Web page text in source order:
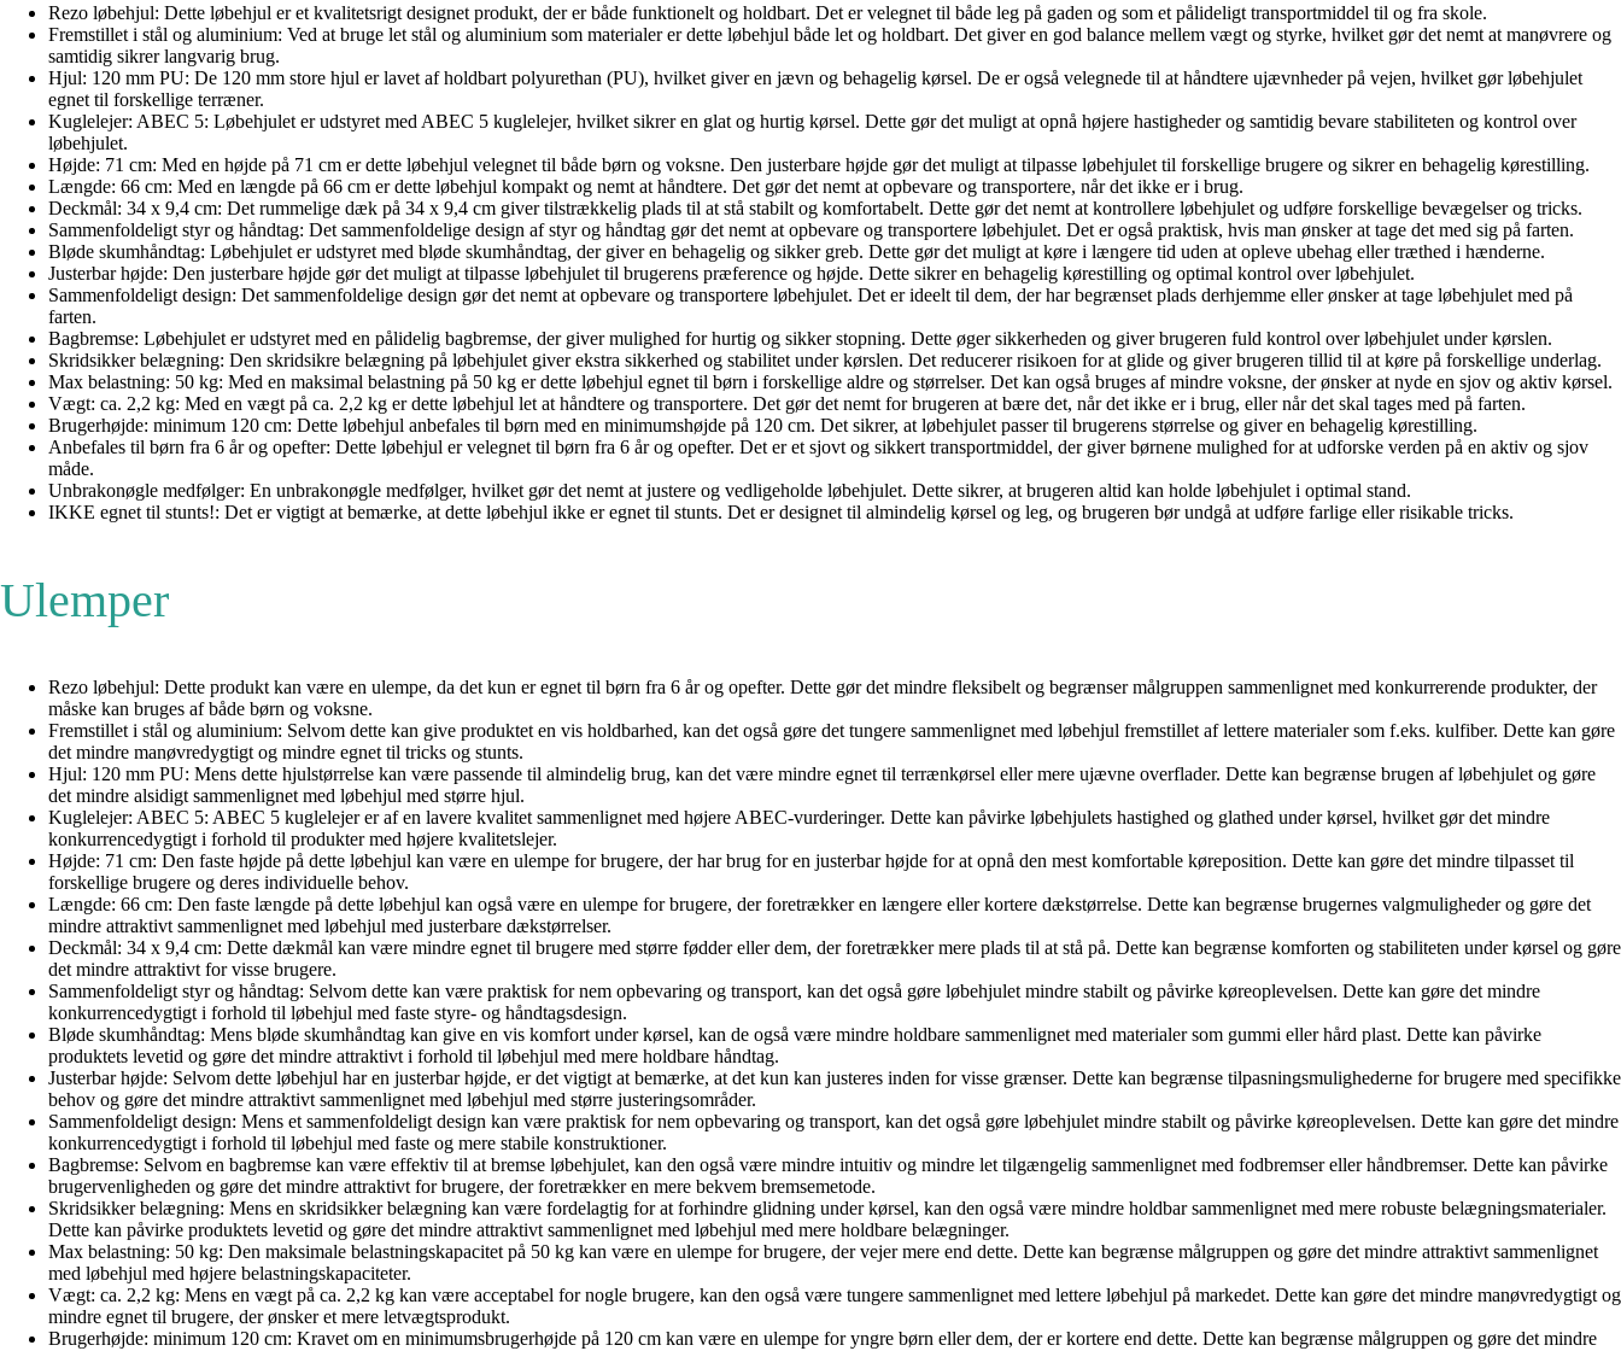
Rezo løbehjul: Dette løbehjul er et kvalitetsrigt designet produkt, der er både funktionelt og holdbart. Det er velegnet til både leg på gaden og som et pålideligt transportmiddel til og fra skole.
Fremstillet i stål og aluminium: Ved at bruge let stål og aluminium som materialer er dette løbehjul både let og holdbart. Det giver en god balance mellem vægt og styrke, hvilket gør det nemt at manøvrere og
samtidig sikrer langvarig brug.
Hjul: 120 mm PU: De 120 mm store hjul er lavet af holdbart polyurethan (PU), hvilket giver en jævn og behagelig kørsel. De er også velegnede til at håndtere ujævnheder på vejen, hvilket gør løbehjulet
egnet til forskellige terræner.
Kuglelejer: ABEC 5: Løbehjulet er udstyret med ABEC 5 kuglelejer, hvilket sikrer en glat og hurtig kørsel. Dette gør det muligt at opnå højere hastigheder og samtidig bevare stabiliteten og kontrol over
løbehjulet.
Højde: 71 cm: Med en højde på 71 cm er dette løbehjul velegnet til både børn og voksne. Den justerbare højde gør det muligt at tilpasse løbehjulet til forskellige brugere og sikrer en behagelig kørestilling.
Længde: 66 cm: Med en længde på 66 cm er dette løbehjul kompakt og nemt at håndtere. Det gør det nemt at opbevare og transportere, når det ikke er i brug.
Deckmål: 34 x 9,4 cm: Det rummelige dæk på 34 x 9,4 cm giver tilstrækkelig plads til at stå stabilt og komfortabelt. Dette gør det nemt at kontrollere løbehjulet og udføre forskellige bevægelser og tricks.
Sammenfoldeligt styr og håndtag: Det sammenfoldelige design af styr og håndtag gør det nemt at opbevare og transportere løbehjulet. Det er også praktisk, hvis man ønsker at tage det med sig på farten.
Bløde skumhåndtag: Løbehjulet er udstyret med bløde skumhåndtag, der giver en behagelig og sikker greb. Dette gør det muligt at køre i længere tid uden at opleve ubehag eller træthed i hænderne.
Justerbar højde: Den justerbare højde gør det muligt at tilpasse løbehjulet til brugerens præference og højde. Dette sikrer en behagelig kørestilling og optimal kontrol over løbehjulet.
Sammenfoldeligt design: Det sammenfoldelige design gør det nemt at opbevare og transportere løbehjulet. Det er ideelt til dem, der har begrænset plads derhjemme eller ønsker at tage løbehjulet med på
farten.
Bagbremse: Løbehjulet er udstyret med en pålidelig bagbremse, der giver mulighed for hurtig og sikker stopning. Dette øger sikkerheden og giver brugeren fuld kontrol over løbehjulet under kørslen.
Skridsikker belægning: Den skridsikre belægning på løbehjulet giver ekstra sikkerhed og stabilitet under kørslen. Det reducerer risikoen for at glide og giver brugeren tillid til at køre på forskellige underlag.
Max belastning: 50 kg: Med en maksimal belastning på 50 kg er dette løbehjul egnet til børn i forskellige aldre og størrelser. Det kan også bruges af mindre voksne, der ønsker at nyde en sjov og aktiv kørsel.
Vægt: ca. 2,2 kg: Med en vægt på ca. 2,2 kg er dette løbehjul let at håndtere og transportere. Det gør det nemt for brugeren at bære det, når det ikke er i brug, eller når det skal tages med på farten.
Brugerhøjde: minimum 120 cm: Dette løbehjul anbefales til børn med en minimumshøjde på 120 cm. Det sikrer, at løbehjulet passer til brugerens størrelse og giver en behagelig kørestilling.
Anbefales til børn fra 6 år og opefter: Dette løbehjul er velegnet til børn fra 6 år og opefter. Det er et sjovt og sikkert transportmiddel, der giver børnene mulighed for at udforske verden på en aktiv og sjov
måde.
Unbrakonøgle medfølger: En unbrakonøgle medfølger, hvilket gør det nemt at justere og vedligeholde løbehjulet. Dette sikrer, at brugeren altid kan holde løbehjulet i optimal stand.
IKKE egnet til stunts!: Det er vigtigt at bemærke, at dette løbehjul ikke er egnet til stunts. Det er designet til almindelig kørsel og leg, og brugeren bør undgå at udføre farlige eller risikable tricks.
Ulemper
Rezo løbehjul: Dette produkt kan være en ulempe, da det kun er egnet til børn fra 6 år og opefter. Dette gør det mindre fleksibelt og begrænser målgruppen sammenlignet med konkurrerende produkter, der
måske kan bruges af både børn og voksne.
Fremstillet i stål og aluminium: Selvom dette kan give produktet en vis holdbarhed, kan det også gøre det tungere sammenlignet med løbehjul fremstillet af lettere materialer som f.eks. kulfiber. Dette kan gøre
det mindre manøvredygtigt og mindre egnet til tricks og stunts.
Hjul: 120 mm PU: Mens dette hjulstørrelse kan være passende til almindelig brug, kan det være mindre egnet til terrænkørsel eller mere ujævne overflader. Dette kan begrænse brugen af løbehjulet og gøre
det mindre alsidigt sammenlignet med løbehjul med større hjul.
Kuglelejer: ABEC 5: ABEC 5 kuglelejer er af en lavere kvalitet sammenlignet med højere ABEC-vurderinger. Dette kan påvirke løbehjulets hastighed og glathed under kørsel, hvilket gør det mindre
konkurrencedygtigt i forhold til produkter med højere kvalitetslejer.
Højde: 71 cm: Den faste højde på dette løbehjul kan være en ulempe for brugere, der har brug for en justerbar højde for at opnå den mest komfortable køreposition. Dette kan gøre det mindre tilpasset til
forskellige brugere og deres individuelle behov.
Længde: 66 cm: Den faste længde på dette løbehjul kan også være en ulempe for brugere, der foretrækker en længere eller kortere dækstørrelse. Dette kan begrænse brugernes valgmuligheder og gøre det
mindre attraktivt sammenlignet med løbehjul med justerbare dækstørrelser.
Deckmål: 34 x 9,4 cm: Dette dækmål kan være mindre egnet til brugere med større fødder eller dem, der foretrækker mere plads til at stå på. Dette kan begrænse komforten og stabiliteten under kørsel og gøre
det mindre attraktivt for visse brugere.
Sammenfoldeligt styr og håndtag: Selvom dette kan være praktisk for nem opbevaring og transport, kan det også gøre løbehjulet mindre stabilt og påvirke køreoplevelsen. Dette kan gøre det mindre
konkurrencedygtigt i forhold til løbehjul med faste styre- og håndtagsdesign.
Bløde skumhåndtag: Mens bløde skumhåndtag kan give en vis komfort under kørsel, kan de også være mindre holdbare sammenlignet med materialer som gummi eller hård plast. Dette kan påvirke
produktets levetid og gøre det mindre attraktivt i forhold til løbehjul med mere holdbare håndtag.
Justerbar højde: Selvom dette løbehjul har en justerbar højde, er det vigtigt at bemærke, at det kun kan justeres inden for visse grænser. Dette kan begrænse tilpasningsmulighederne for brugere med specifikke
behov og gøre det mindre attraktivt sammenlignet med løbehjul med større justeringsområder.
Sammenfoldeligt design: Mens et sammenfoldeligt design kan være praktisk for nem opbevaring og transport, kan det også gøre løbehjulet mindre stabilt og påvirke køreoplevelsen. Dette kan gøre det mindre
konkurrencedygtigt i forhold til løbehjul med faste og mere stabile konstruktioner.
Bagbremse: Selvom en bagbremse kan være effektiv til at bremse løbehjulet, kan den også være mindre intuitiv og mindre let tilgængelig sammenlignet med fodbremser eller håndbremser. Dette kan påvirke
brugervenligheden og gøre det mindre attraktivt for brugere, der foretrækker en mere bekvem bremsemetode.
Skridsikker belægning: Mens en skridsikker belægning kan være fordelagtig for at forhindre glidning under kørsel, kan den også være mindre holdbar sammenlignet med mere robuste belægningsmaterialer.
Dette kan påvirke produktets levetid og gøre det mindre attraktivt sammenlignet med løbehjul med mere holdbare belægninger.
Max belastning: 50 kg: Den maksimale belastningskapacitet på 50 kg kan være en ulempe for brugere, der vejer mere end dette. Dette kan begrænse målgruppen og gøre det mindre attraktivt sammenlignet
med løbehjul med højere belastningskapaciteter.
Vægt: ca. 2,2 kg: Mens en vægt på ca. 2,2 kg kan være acceptabel for nogle brugere, kan den også være tungere sammenlignet med lettere løbehjul på markedet. Dette kan gøre det mindre manøvredygtigt og
mindre egnet til brugere, der ønsker et mere letvægtsprodukt.
Brugerhøjde: minimum 120 cm: Kravet om en minimumsbrugerhøjde på 120 cm kan være en ulempe for yngre børn eller dem, der er kortere end dette. Dette kan begrænse målgruppen og gøre det mindre